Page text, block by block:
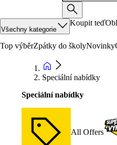
Všechny kategorie
Koupit teď
Top výběrZpátky do školyNovinky
Speciální nabídky
Speciální nabídky
All Offers